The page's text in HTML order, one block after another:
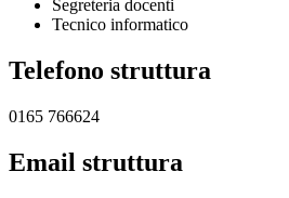
Segreteria docenti
Tecnico informatico
Telefono struttura
0165 766624
Email struttura